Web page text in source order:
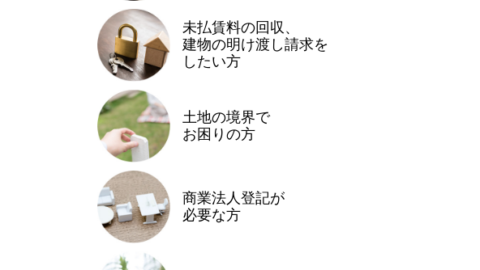
未払賃料の回収、
建物の明け渡し請求を
したい方
土地の境界で
お困りの方
商業法人登記が
必要な方